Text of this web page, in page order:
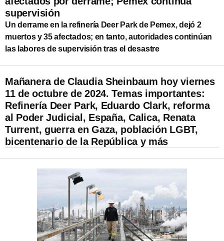
supervisión
Un derrame en la refinería Deer Park de Pemex, dejó 2
muertos y 35 afectados; en tanto, autoridades continúan
las labores de supervisión tras el desastre
Mañanera de Claudia Sheinbaum hoy viernes
11 de octubre de 2024. Temas importantes:
Refinería Deer Park, Eduardo Clark, reforma
al Poder Judicial, España, Calica, Renata
Turrent, guerra en Gaza, población LGBT,
bicentenario de la República y más